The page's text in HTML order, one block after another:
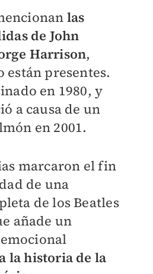
las
de John
Harrison,
están presentes.
en 1980, y
a causa de un
en 2001.
marcaron el fin
de una
de los Beatles
añade un
a la historia de la